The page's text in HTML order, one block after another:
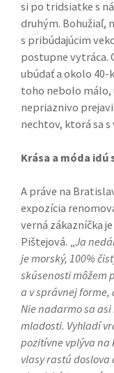
si po tridsiatke s
druhým. Bohužiaľ,
s pribúdajúcim
postupne vytráca.
ubúdať a okolo 40-
toho nebolo málo,
nepriaznivo
nechtov, ktorá sa
Krása a móda idú
A práve na
expozícia
verná zákazníčka
Pištejová. „Ja
je morský, 100%
skúsenosti môžem
a v správnej forme,
Nie nadarmo sa
mladosti. Vyhladí
pozitívne vplýva na
vlasy rastú doslova